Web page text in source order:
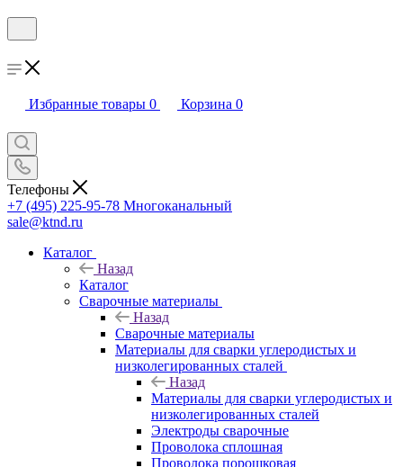
Избранные товары 0 Корзина 0
Телефоны
+7 (495) 225-95-78 Многоканальный
sale@ktnd.ru
Каталог
Назад
Каталог
Сварочные материалы
Назад
Сварочные материалы
Материалы для сварки углеродистых и
низколегированных сталей
Назад
Материалы для сварки углеродистых и
низколегированных сталей
Электроды сварочные
Проволока сплошная
Проволока порошковая